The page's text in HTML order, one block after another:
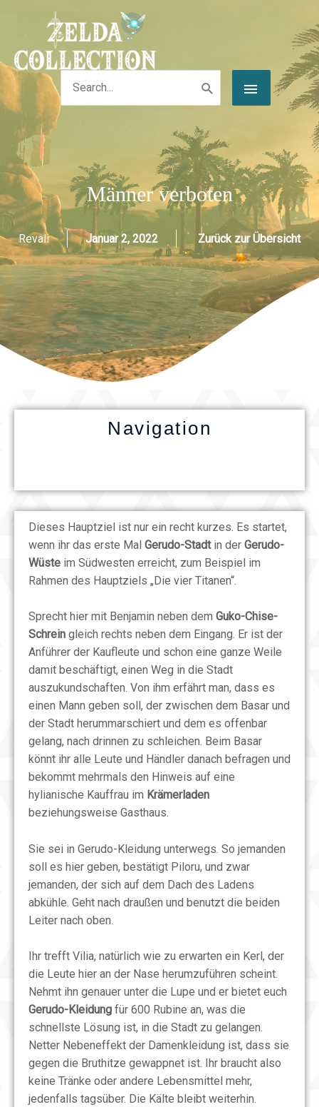
for:
Männer verboten
Revali Januar 2, 2022 Zurück zur Übersicht
Navigation
Dieses Hauptziel ist nur ein recht kurzes. Es startet,
wenn ihr das erste Mal Gerudo-Stadtin der Gerudo-
Wüste im Südwesten erreicht, zum Beispiel im
Rahmen des Hauptziels „Die vier Titanen“.
Sprecht hier mit Benjamin neben dem Guko-Chise-
Schrein gleich rechts neben dem Eingang. Er ist der
Anführer der Kaufleute und schon eine ganze Weile
damit beschäftigt, einen Weg in die Stadt
auszukundschaften. Von ihm erfährt man, dass es
einen Mann geben soll, der zwischen dem Basar und
der Stadt herummarschiert und dem es offenbar
gelang, nach drinnen zu schleichen. Beim Basar
könnt ihr alle Leute und Händler danach befragen und
bekommt mehrmals den Hinweis auf eine
hylianische Kauffrau im Krämerladen
beziehungsweise Gasthaus.
Sie sei in Gerudo-Kleidung unterwegs. So jemanden
soll es hier geben, bestätigt Piloru, und zwar
jemanden, der sich auf dem Dach des Ladens
abkühle. Geht nach draußen und benutzt die beiden
Leiter nach oben.
Ihr trefft Vilia, natürlich wie zu erwarten ein Kerl, der
die Leute hier an der Nase herumzuführen scheint.
Nehmt ihn genauer unter die Lupe und er bietet euch
Gerudo-Kleidung für 600 Rubine an, was die
schnellste Lösung ist, in die Stadt zu gelangen.
Netter Nebeneffekt der Damenkleidung ist, dass sie
gegen die Bruthitze gewappnet ist. Ihr braucht also
keine Tränke oder andere Lebensmittel mehr,
jedenfalls tagsüber. Die Kälte bleibt weiterhin.
navigation